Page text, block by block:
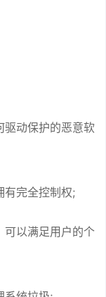
驱动保护的恶意软
有完全控制权;
可以满足用户的个